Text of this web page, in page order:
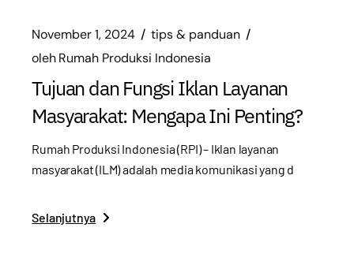
November 1, 2024
tips & panduan
olehRumah Produksi Indonesia
Tujuan dan Fungsi Iklan Layanan
Masyarakat: Mengapa Ini Penting?
Rumah Produksi Indonesia (RPI) – Iklan layanan
masyarakat (ILM) adalah media komunikasi yang d
Selanjutnya